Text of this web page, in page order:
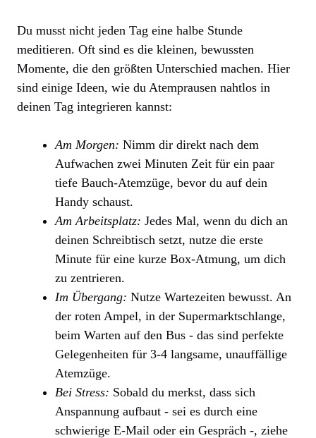
Du musst nicht jeden Tag eine halbe Stunde
meditieren. Oft sind es die kleinen, bewussten
Momente, die den größten Unterschied machen. Hier
sind einige Ideen, wie du Atemprausen nahtlos in
deinen Tag integrieren kannst:
Am Morgen: Nimm dir direkt nach dem
Aufwachen zwei Minuten Zeit für ein paar
tiefe Bauch-Atemzüge, bevor du auf dein
Handy schaust.
Am Arbeitsplatz: Jedes Mal, wenn du dich an
deinen Schreibtisch setzt, nutze die erste
Minute für eine kurze Box-Atmung, um dich
zu zentrieren.
Im Übergang: Nutze Wartezeiten bewusst. An
der roten Ampel, in der Supermarktschlange,
beim Warten auf den Bus - das sind perfekte
Gelegenheiten für 3-4 langsame, unauffällige
Atemzüge.
Bei Stress: Sobald du merkst, dass sich
Anspannung aufbaut - sei es durch eine
schwierige E-Mail oder ein Gespräch -, ziehe